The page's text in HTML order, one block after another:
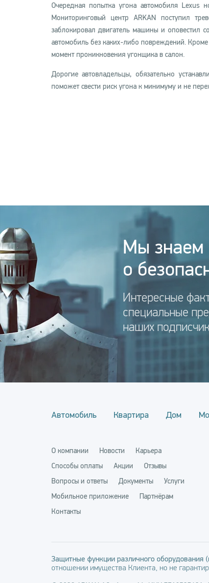
Очередная попытка угона автомобиля Lexus
Мониторинговый центр ARKAN поступил
заблокировал двигатель машины и оповестил
автомобиль без каких-либо повреждений. Кроме
момент проникновения угонщика в салон.
Дорогие автовладельцы, обязательно
поможет свести риск угона к минимуму и не
Мы знаем
о
Интересные
специальные
наших
Автомобиль Квартира Дом
О компании Новости
Карьера
Способы оплаты
Акции
Отзывы
Вопросы и ответы
Документы
Услуги
Мобильное приложение
Партнёрам
Контакты
Защитные функции различного оборудования
отношении имущества Клиента, но не